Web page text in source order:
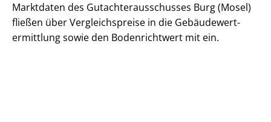
Marktdaten des Gut­ach­ter­aus­schus­ses Burg (Mosel)
fließen über Ver­gleichs­prei­se in die Ge­bäu­de­wert­
ermitt­lung sowie den Bodenrichtwert mit ein.